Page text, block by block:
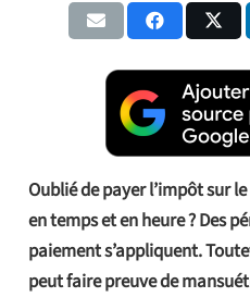
Oublié de payer l’impôt sur
en temps et en heure ? Des
paiement s’appliquent.
peut faire preuve de